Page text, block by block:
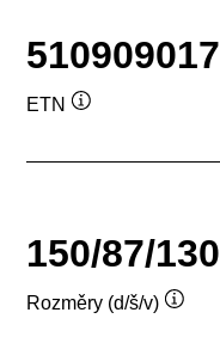
510909017
ETN
150/87/130
Rozměry (d/š/v)